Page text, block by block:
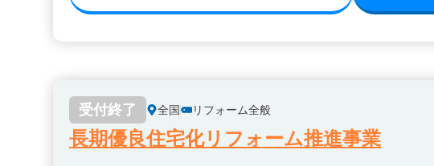
受付終了 全国 リフォーム全般
長期優良住宅化リフォーム推進事業